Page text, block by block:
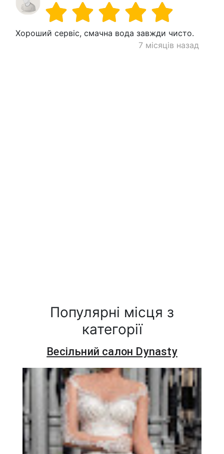
Хороший сервіс, смачна вода завжди чисто.
7 місяців назад
Популярні місця з
категорії
Весільний салон Dynasty